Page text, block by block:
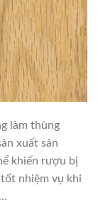
làm thùng
xuất sản
khiến rượu bị
nhiệm vụ khi